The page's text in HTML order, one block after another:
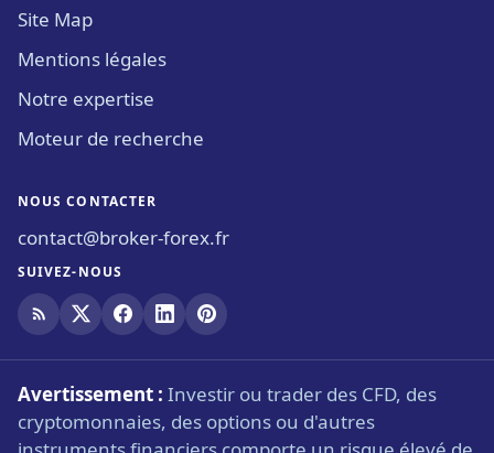
Site Map
Mentions légales
Notre expertise
Moteur de recherche
NOUS CONTACTER
contact@broker-forex.fr
SUIVEZ-NOUS
Avertissement : Investir ou trader des CFD, des
cryptomonnaies, des options ou d'autres